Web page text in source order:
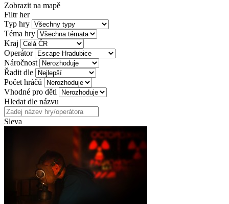
Zobrazit na mapě
Filtr her
Typ hry
Téma hry
Kraj
Operátor
Náročnost
Řadit dle
Počet hráčů
Vhodné pro děti
Hledat dle názvu
Sleva